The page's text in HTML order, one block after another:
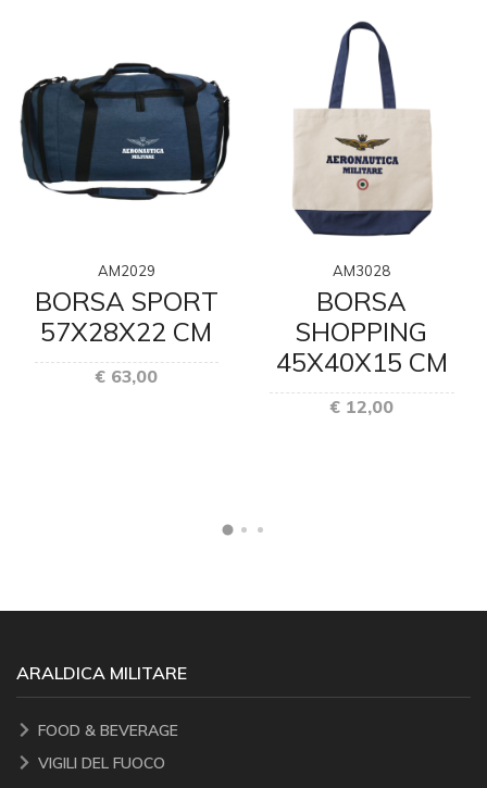
AM2029
BORSA SPORT
57X28X22 CM
€ 63,00
AM3028
BORSA
SHOPPING
45X40X15 CM
€ 12,00
ARALDICA MILITARE
FOOD & BEVERAGE
VIGILI DEL FUOCO